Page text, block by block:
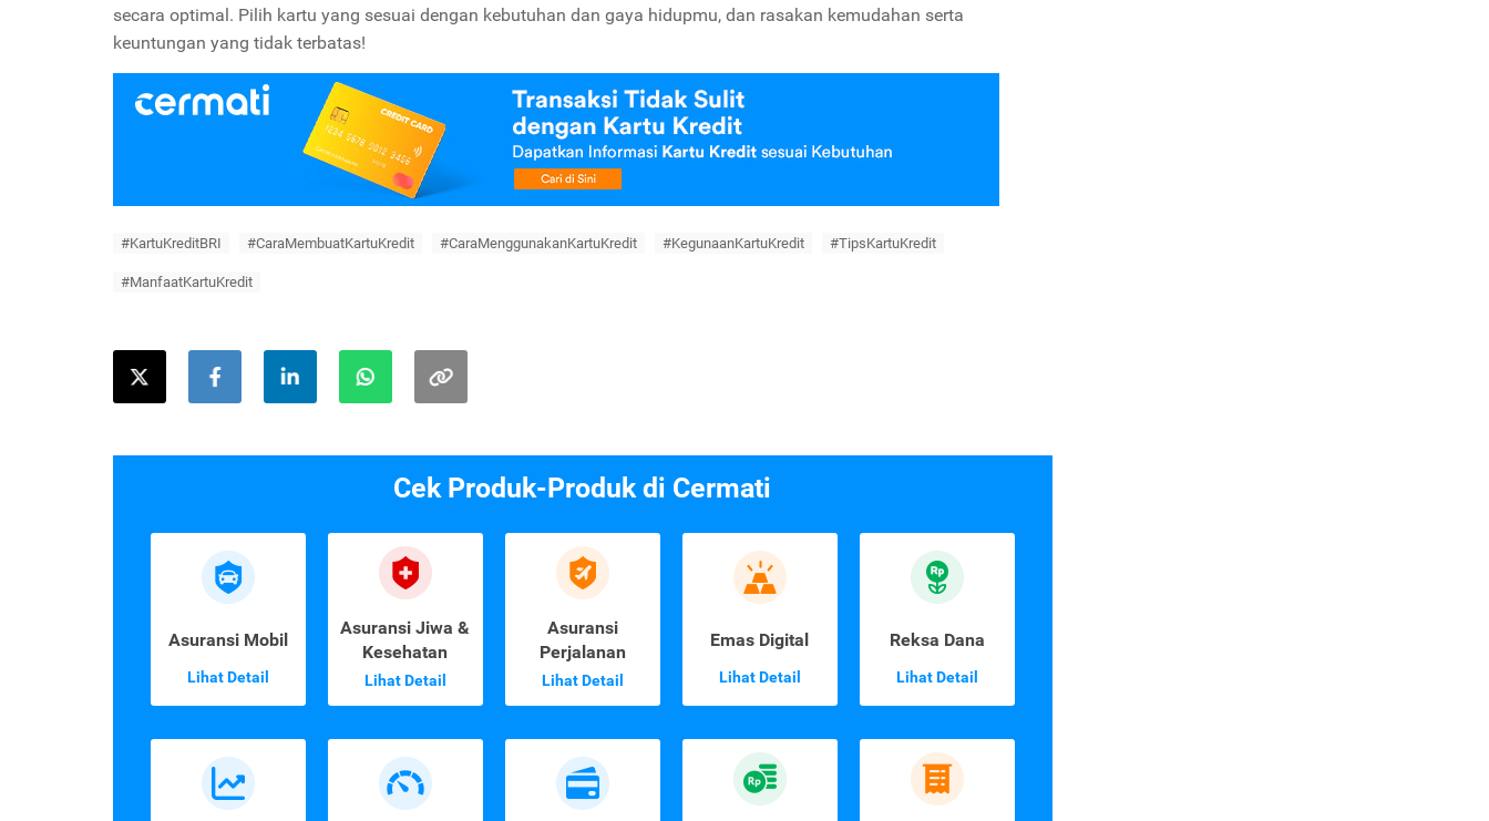
secara optimal. Pilih kartu yang sesuai dengan kebutuhan dan gaya hidupmu, dan rasakan kemudahan serta
keuntungan yang tidak terbatas!
#KartuKreditBRI #CaraMembuatKartuKredit #CaraMenggunakanKartuKredit #KegunaanKartuKredit #TipsKartuKredit
#ManfaatKartuKredit
Cek Produk-Produk di Cermati
Asuransi Mobil
Lihat Detail
Asuransi Jiwa &
Kesehatan
Lihat Detail
Asuransi
Perjalanan
Lihat Detail
Emas Digital
Lihat Detail
Reksa Dana
Lihat Detail